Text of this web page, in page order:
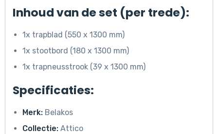
Inhoud van de set (per trede):
1x trapblad (550 x 1300 mm)
1x stootbord (180 x 1300 mm)
1x trapneusstrook (39 x 1300 mm)
Specificaties:
Merk: Belakos
Collectie: Attico